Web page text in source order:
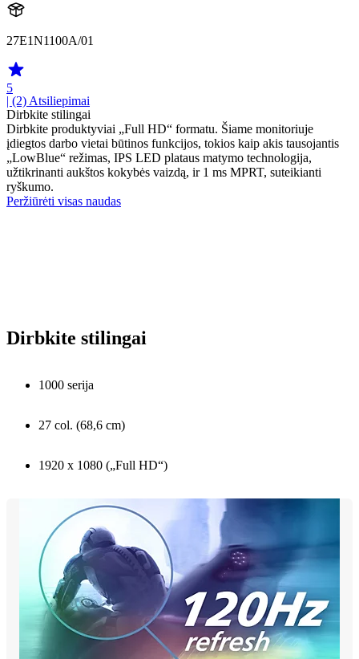
27E1N1100A/01
5
| (2) Atsiliepimai
Dirbkite stilingai
Dirbkite produktyviai „Full HD“ formatu. Šiame monitoriuje
įdiegtos darbo vietai būtinos funkcijos, tokios kaip akis tausojantis
„LowBlue“ režimas, IPS LED plataus matymo technologija,
užtikrinanti aukštos kokybės vaizdą, ir 1 ms MPRT, suteikianti
ryškumo.
Peržiūrėti visas naudas
Dirbkite stilingai
1000 serija
27 col. (68,6 cm)
1920 x 1080 („Full HD“)